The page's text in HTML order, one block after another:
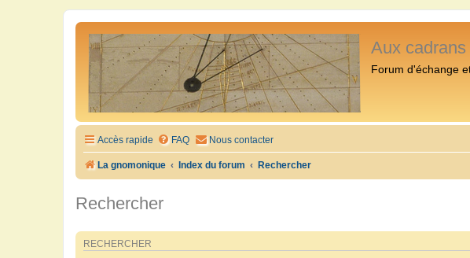
Aux
Forum d'échange
Accès rapide FAQ Nous contacter
La gnomonique Index du forum Rechercher
Rechercher
RECHERCHER